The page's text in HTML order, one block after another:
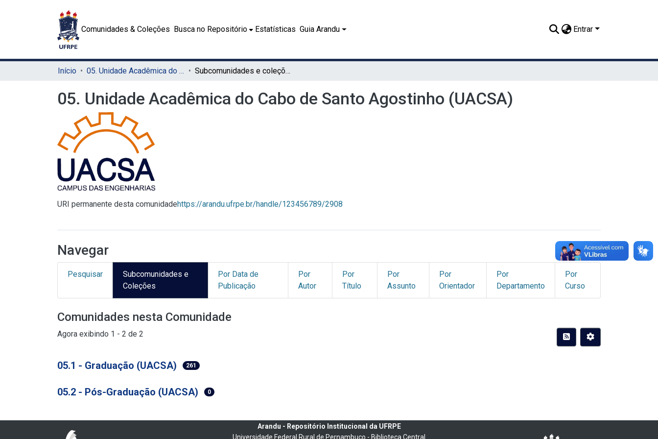
Comunidades & Coleções Busca no Repositório Estatísticas Guia Arandu Entrar
Início 05. Unidade Acadêmica do Cabo de Santo Agostinho (UACSA) Subcomunidades e coleções
05. Unidade Acadêmica do Cabo de Santo Agostinho (UACSA)
URI permanente desta comunidadehttps://arandu.ufrpe.br/handle/123456789/2908
Navegar
Pesquisar
Subcomunidades e
Coleções
Por Data de
Publicação
Por
Autor
Por
Título
Por
Assunto
Por
Orientador
Por
Departamento
Por
Curso
Comunidades nesta Comunidade
Agora exibindo 1 - 2 de 2
05.1 - Graduação (UACSA) 261
05.2 - Pós-Graduação (UACSA) 0
Arandu - Repositório Institucional da UFRPE
Universidade Federal Rural de Pernambuco - Biblioteca Central